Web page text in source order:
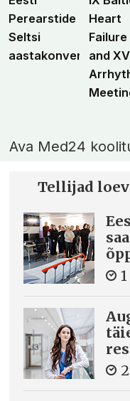
Perearstide
Seltsi
aastakonverents
Heart
Failure
and
Ava Med24
Tellijad